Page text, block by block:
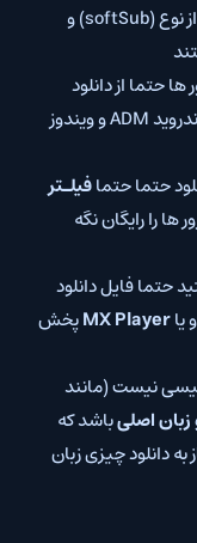
تمامی فایل های زیرنویس فارسی چسبیده از نوع (softSub) و
حتما از دانلود
منیجر استفاده کنید: آیفون Documents, اندروید ADM و ویندوز
حتما حتمافیلـتر
ها را رایگان نگه
حتما فایل دانلود
و یاMX Playerپخش
نیست (مانند
زبان اصلیباشد که
به دانلود چیزی زبان